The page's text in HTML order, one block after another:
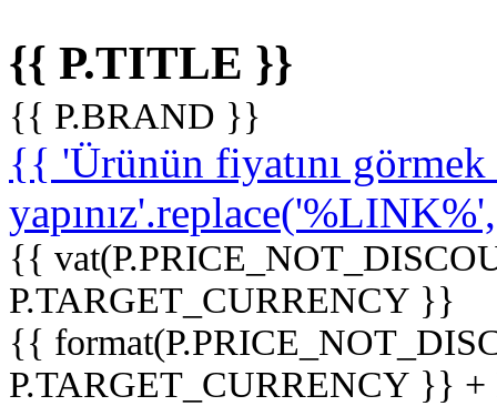
{{ P.TITLE }}
{{ P.BRAND }}
{{ 'Ürünün fiyatını
{{
P.TARGET_CURRENCY }}
{{
P.TARGET_CURRENCY }}